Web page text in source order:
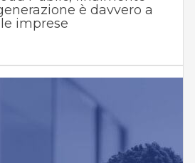
è davvero a
imprese